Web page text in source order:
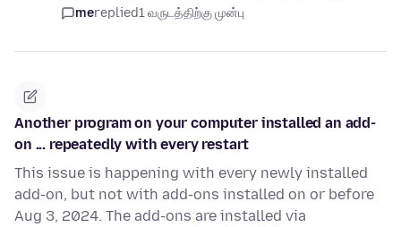
mereplied1 வருடத்திற்கு முன்பு
Another program on your computer installed an add-
on ... repeatedly with every restart
This issue is happening with every newly installed
add-on, but not with add-ons installed on or before
Aug 3, 2024. The add-ons are installed via